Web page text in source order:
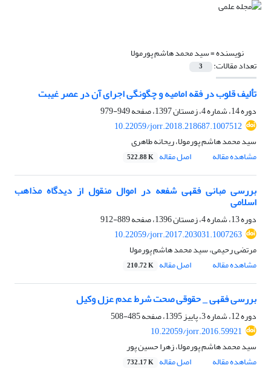
نویسنده =سید محمد هاشم پورمولا
تعداد مقالات: 3
تألیف قلوب در فقه امامیه و چگونگی اجرای آن در عصر غیبت
دوره 14، شماره 4، زمستان 1397، صفحه
949-979
10.22059/jorr.2018.218687.1007512
سید محمد هاشم پورمولا، ریحانه طاهری
مشاهده مقاله
اصل مقاله 522.88 K
بررسی مبانی فقهی شفعه در اموال منقول از دیدگاه مذاهب
اسلامی
دوره 13، شماره 4، زمستان 1396، صفحه
889-912
10.22059/jorr.2017.203031.1007263
مرتضی رحیمی، سید محمد هاشم پورمولا
مشاهده مقاله
اصل مقاله 210.72 K
بررسی فقهی _ حقوقی صحت شرط عدم عزل وکیل
دوره 12، شماره 3، پاییز 1395، صفحه
485-508
10.22059/jorr.2016.59921
سید محمد هاشم پورمولا، زهرا حسین پور
مشاهده مقاله
اصل مقاله 732.17 K